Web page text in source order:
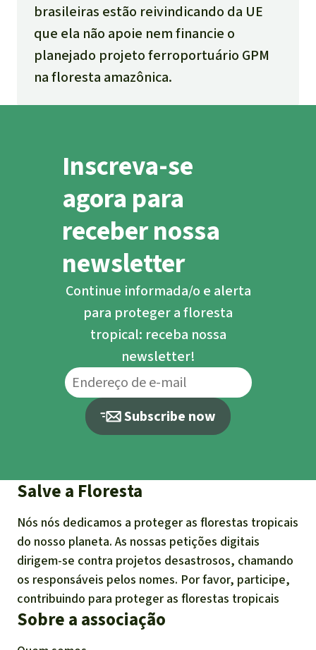
brasileiras estão reivindicando da UE
que ela não apoie nem financie o
planejado projeto ferroportuário GPM
na floresta amazônica.
Inscreva-se
agora para
receber nossa
newsletter
Continue informada/o e alerta
para proteger a floresta
tropical: receba nossa
newsletter!
Subscribe now
Salve a Floresta
Nós nós dedicamos a proteger as florestas tropicais
do nosso planeta. As nossas petições digitais
dirigem-se contra projetos desastrosos, chamando
os responsáveis pelos nomes. Por favor, participe,
contribuindo para proteger as florestas tropicais
Sobre a associação